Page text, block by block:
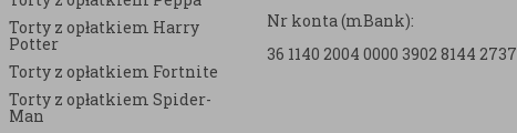
Torty z opłatkiem Harry
Potter
Torty z opłatkiem Fortnite
Torty z opłatkiem Spider-
Man
Nr konta (mBank):
36 1140 2004 0000 3902 8144 2737